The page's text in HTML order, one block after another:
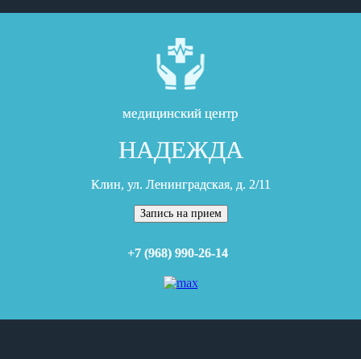
медицинский центр
НАДЕЖДА
Клин, ул. Ленинградская, д. 2/11
Запись на прием
+7 (968) 990-26-14